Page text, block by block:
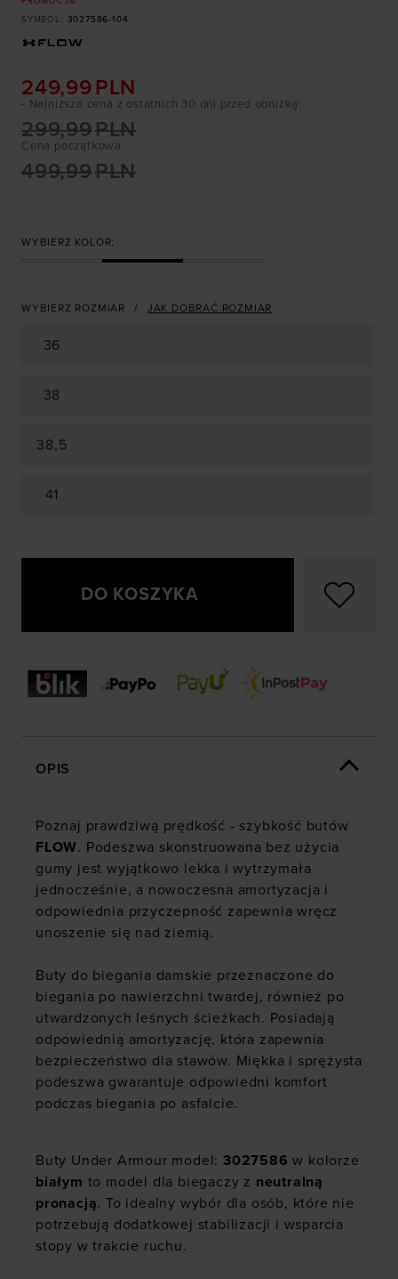
SYMBOL
3027586-104
249,99 PLN
Cena początkowa
499,99PLN
299,99PLN
- Najniższa cena z ostatnich 30 dni przed obniżką:
WYBIERZ KOLOR:
WYBIERZ ROZMIAR JAK DOBRAĆ ROZMIAR
36
38
38,5
41
DO KOSZYKA
OPIS
Poznaj prawdziwą prędkość - szybkość butów
FLOW. Podeszwa skonstruowana bez użycia
gumy jest wyjątkowo lekka i wytrzymała
jednocześnie, a nowoczesna amortyzacja i
odpowiednia przyczepność zapewnia wręcz
unoszenie się nad ziemią.
Buty do biegania damskie przeznaczone do
biegania po nawierzchni twardej, również po
utwardzonych leśnych ścieżkach. Posiadają
odpowiednią amortyzację, która zapewnia
bezpieczeństwo dla stawów. Miękka i sprężysta
podeszwa gwarantuje odpowiedni komfort
podczas biegania po asfalcie.
Buty Under Armour model: 3027586 w kolorze
białym to model dla biegaczy z neutralną
pronacją. To idealny wybór dla osób, które nie
potrzebują dodatkowej stabilizacji i wsparcia
stopy w trakcie ruchu.